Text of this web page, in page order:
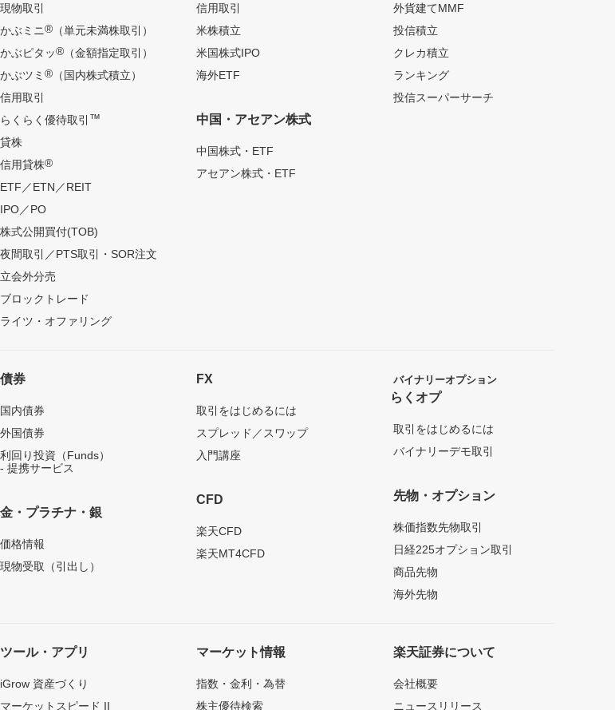
現物取引
かぶミニ®（単元未満株取引）
かぶピタッ®（金額指定取引）
かぶツミ ®（国内株式積立）
信用取引
らくらく優待取引 ™
貸株
信用貸株®
ETF／ETN／REIT
IPO／PO
株式公開買付(TOB)
夜間取引／PTS取引・SOR注文
立会外分売
ブロックトレード
ライツ・オファリング
信用取引
米株積立
米国株式IPO
海外ETF
中国・アセアン株式
中国株式・ETF
アセアン株式・ETF
外貨建てMMF
投信積立
クレカ積立
ランキング
投信スーパーサーチ
債券
国内債券
外国債券
利回り投資（Funds）
- 提携サービス
金・プラチナ・銀
価格情報
現物受取（引出し）
FX
取引をはじめるには
スプレッド／スワップ
入門講座
CFD
楽天CFD
楽天MT4CFD
バイナリーオプション
らくオプ
取引をはじめるには
バイナリーデモ取引
先物・オプション
株価指数先物取引
日経225オプション取引
商品先物
海外先物
ツール・アプリ
iGrow 資産づくり
マーケットスピード II
マーケット情報
指数・金利・為替
株主優待検索
楽天証券について
会社概要
ニュースリリース